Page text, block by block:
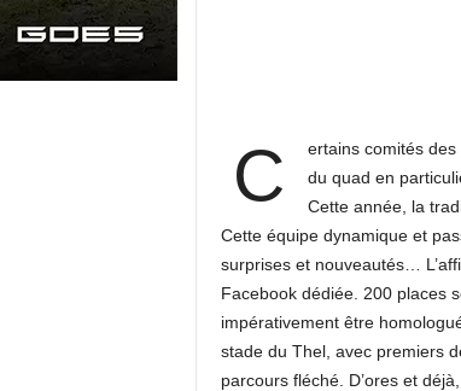
C
ertains comités
du quad en
Cette année, la
Cette équipe dynamique et
surprises et nouveautés…
Facebook dédiée. 200 places
impérativement être
stade du Thel, avec premiers
parcours fléché. D’ores et